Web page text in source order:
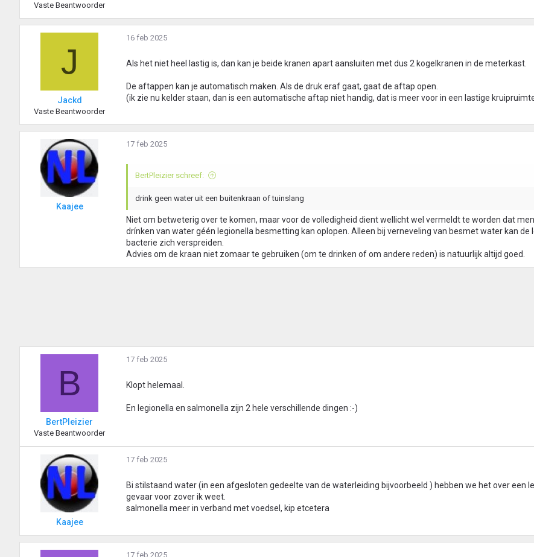
Vaste Beantwoorder
J
Jackd
Vaste Beantwoorder
16 feb 2025
Als het niet heel lastig is, dan kan je beide kranen apart aansluiten met dus 2 kogelkranen in de meterkast.
De aftappen kan je automatisch maken. Als de druk eraf gaat, gaat de aftap open.
(ik zie nu kelder staan, dan is een automatische aftap niet handig, dat is meer voor in een lastige
Kaajee
17 feb 2025
BertPleizier schreef:
drink geen water uit een buitenkraan of tuinslang
Niet om betweterig over te komen, maar voor de volledigheid dient wellicht wel vermeldt te worden dat
drínken van water géén legionella besmetting kan oplopen. Alleen bij verneveling van besmet water kan de
bacterie zich verspreiden.
Advies om de kraan niet zomaar te gebruiken (om te drinken of om andere reden) is natuurlijk altijd goed.
B
BertPleizier
Vaste Beantwoorder
17 feb 2025
Klopt helemaal.
En legionella en salmonella zijn 2 hele verschillende dingen :-)
Kaajee
17 feb 2025
Bi stilstaand water (in een afgesloten gedeelte van de waterleiding bijvoorbeeld ) hebben we het over een
gevaar voor zover ik weet.
salmonella meer in verband met voedsel, kip etcetera
17 feb 2025